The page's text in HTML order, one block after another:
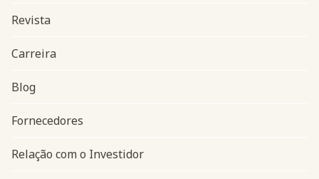
Navegação do rodapé
Revista
Carreira
Blog
Fornecedores
Relação com o Investidor